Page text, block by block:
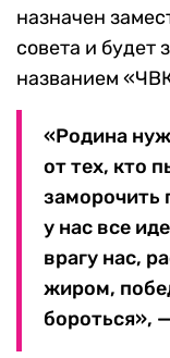
назначен
совета и будет
названием
«Родина
от тех, кто
заморочить
у нас все
врагу нас,
жиром,
бороться»,